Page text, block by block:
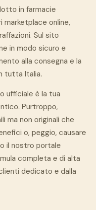
in farmacie
marketplace online,
Sul sito
in modo sicuro e
alla consegna e la
tutta Italia.
ufficiale è la tua
Purtroppo,
ma non originali che
o, peggio, causare
il nostro portale
completa e di alta
dedicato e dalla